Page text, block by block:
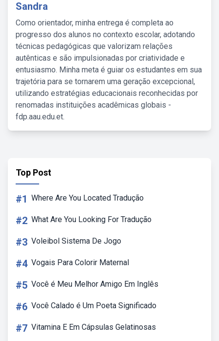
Sandra
Como orientador, minha entrega é completa ao
progresso dos alunos no contexto escolar, adotando
técnicas pedagógicas que valorizam relações
autênticas e são impulsionadas por criatividade e
entusiasmo. Minha meta é guiar os estudantes em sua
trajetória para se tornarem uma geração excepcional,
utilizando estratégias educacionais reconhecidas por
renomadas instituições acadêmicas globais -
fdp.aau.edu.et.
Top Post
#1 Where Are You Located Tradução
#2 What Are You Looking For Tradução
#3 Voleibol Sistema De Jogo
#4 Vogais Para Colorir Maternal
#5 Você é Meu Melhor Amigo Em Inglês
#6 Você Calado é Um Poeta Significado
#7 Vitamina E Em Cápsulas Gelatinosas